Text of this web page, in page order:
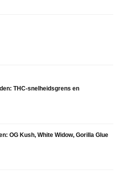
THC-snelheidsgrens en
OG Kush, White Widow, Gorilla Glue